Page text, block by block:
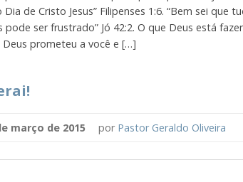
Dia de Cristo Jesus” Filipenses 1:6. “Bem sei que
pode ser frustrado” Jó 42:2. O que Deus está
Deus prometeu a você e […]
março de 2015 por Pastor Geraldo Oliveira